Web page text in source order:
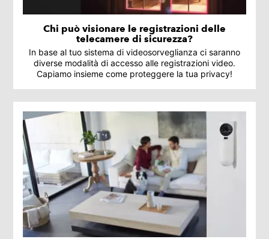
Chi può visionare le registrazioni delle
telecamere di sicurezza?
In base al tuo sistema di videosorveglianza ci saranno
diverse modalità di accesso alle registrazioni video.
Capiamo insieme come proteggere la tua privacy!